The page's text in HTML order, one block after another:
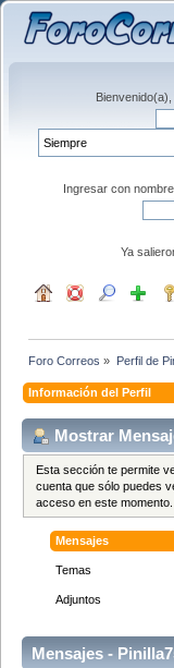
Bienvenido(a),
Ingresar con
Ya
Foro Correos » Perfil de
Información del Perfil
Mostrar
Esta sección te permite
cuenta que sólo puedes
acceso en este momento.
Mensajes
Temas
Adjuntos
Mensajes -